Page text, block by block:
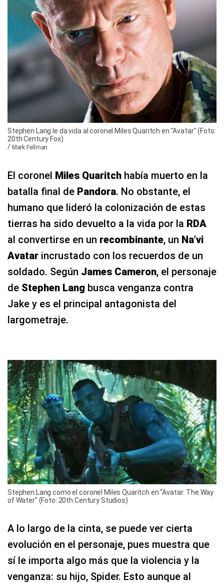
Stephen Lang le da vida al coronel Miles Quaritch en "Avatar" (Foto:
20th Century Fox)
/ Mark Fellman
El coronel Miles Quaritch había muerto en la
batalla final de Pandora. No obstante, el
humano que lideró la colonización de estas
tierras ha sido devuelto a la vida por la RDA
al convertirse en un recombinante, un Na’vi
Avatar incrustado con los recuerdos de un
soldado. Según James Cameron, el personaje
de Stephen Lang busca venganza contra
Jake y es el principal antagonista del
largometraje.
Stephen Lang como el coronel Miles Quaritch en “Avatar: The Way
of Water” (Foto: 20th Century Studios)
A lo largo de la cinta, se puede ver cierta
evolución en el personaje, pues muestra que
sí le importa algo más que la violencia y la
venganza: su hijo, Spider. Esto aunque al